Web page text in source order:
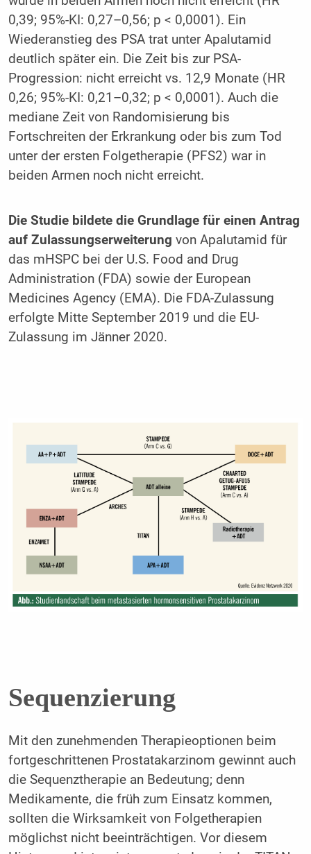
0,39; 95%-KI: 0,27–0,56; p < 0,0001). Ein
Wiederanstieg des PSA trat unter Apalutamid
deutlich später ein. Die Zeit bis zur PSA-
Progression: nicht erreicht vs. 12,9 Monate (HR
0,26; 95%-KI: 0,21–0,32; p < 0,0001). Auch die
mediane Zeit von Randomisierung bis
Fortschreiten der Erkrankung oder bis zum Tod
unter der ersten Folgetherapie (PFS2) war in
beiden Armen noch nicht erreicht.
Die Studie bildete die Grundlage für einen Antrag
auf Zulassungserweiterung von Apalutamid für
das mHSPC bei der U.S. Food and Drug
Administration (FDA) sowie der European
Medicines Agency (EMA). Die FDA-Zulassung
erfolgte Mitte September 2019 und die EU-
Zulassung im Jänner 2020.
Sequenzierung
Mit den zunehmenden Therapieoptionen beim
fortgeschrittenen Prostatakarzinom gewinnt auch
die Sequenztherapie an Bedeutung; denn
Medikamente, die früh zum Einsatz kommen,
sollten die Wirksamkeit von Folgetherapien
möglichst nicht beeinträchtigen. Vor diesem